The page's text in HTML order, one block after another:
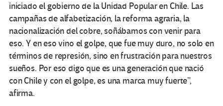
iniciado el gobierno de la Unidad Popular en Chile. Las
campañas de alfabetización, la reforma agraria, la
nacionalización del cobre, soñábamos con venir para
eso. Y en eso vino el golpe, que fue muy duro, no solo en
términos de represión, sino en frustración para nuestros
sueños. Por eso digo que es una generación que nació
con Chile y con el golpe, es una marca muy fuerte”,
afirma.